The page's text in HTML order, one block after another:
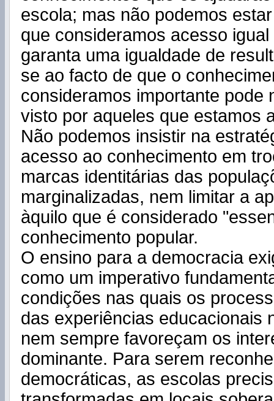
escola; mas não podemos
que consideramos acesso
garanta uma igualdade de
se ao facto de que o
consideramos importante pode
visto por aqueles que estamos
Não podemos insistir na
acesso ao conhecimento em
marcas identitárias das
marginalizadas, nem limitar a
àquilo que é considerado
conhecimento popular.
O ensino para a democracia
como um imperativo
condições nas quais os
das experiências educacionais
nem sempre favoreçam os
dominante. Para serem
democráticas, as escolas